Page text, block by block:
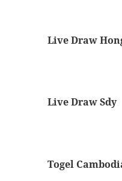
Live Draw
Live Draw Sdy
Togel